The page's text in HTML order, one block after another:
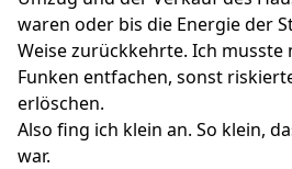
waren oder bis die Energie der
Weise zurückkehrte. Ich musste
Funken entfachen, sonst
erlöschen.
Also fing ich klein an. So klein,
war.